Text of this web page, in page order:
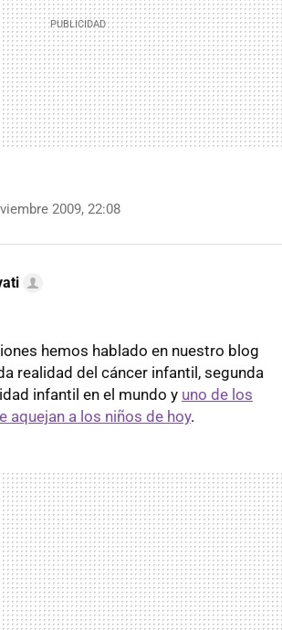
2009, 22:08
hemos hablado en nuestro blog
realidad del cáncer infantil, segunda
infantil en el mundo y uno de los
aquejan a los niños de hoy.